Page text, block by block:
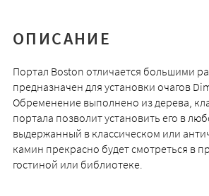
ОПИСАНИЕ
Портал Boston отличается большими
предназначен для установки очагов
Обременение выполнено из дерева,
портала позволит установить его в
выдержанный в классическом или
камин прекрасно будет смотреться в
гостиной или библиотеке.